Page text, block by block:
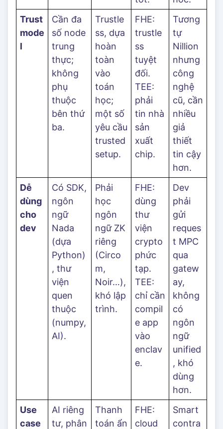
Trust
mode
l
Cần đa
số node
trung
thực;
không
phụ
thuộc
bên thứ
ba.
Trustle
ss, dựa
hoàn
toàn
vào
toán
học;
một số
yêu cầu
trusted
setup.
FHE:
trustle
ss
tuyệt
đối.
TEE:
phải
tin nhà
sản
xuất
chip.
Tương
tự
Nillion
nhưng
công
nghệ
cũ, cần
nhiều
giả
thiết
tin cậy
hơn.
Dễ
dùng
cho
dev
Có SDK,
ngôn
ngữ
Nada
(dựa
Python)
, thư
viện
quen
thuộc
(numpy,
AI).
Phải
học
ngôn
ngữ ZK
riêng
(Circo
m,
Noir…),
khó lập
trình.
FHE:
dùng
thư
viện
crypto
phức
tạp.
TEE:
chỉ cần
compil
e app
vào
enclav
e.
Dev
phải
gửi
reques
t MPC
qua
gatew
ay,
không
có
ngôn
ngữ
unified
, khó
dùng
hơn.
Use
case
AI riêng
tư, phân
Thanh
toán ẩn
FHE:
cloud
Smart
contra